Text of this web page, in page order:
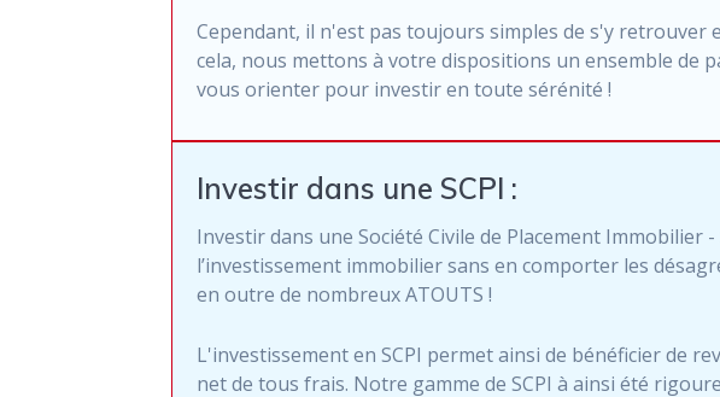
Cependant, il n'est pas toujours simples de s'y
cela, nous mettons à votre dispositions un ensemble de
vous orienter pour investir en toute sérénité !
Investir dans une SCPI :
Investir dans une Société Civile de Placement Immobilier
l’investissement immobilier sans en comporter les
en outre de nombreux ATOUTS !
L'investissement en SCPI permet ainsi de bénéficier de
net de tous frais. Notre gamme de SCPI à ainsi été